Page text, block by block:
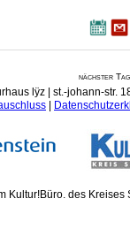
nächster Tag
lÿz | st.-johann-str.
Kultur!Büro. des